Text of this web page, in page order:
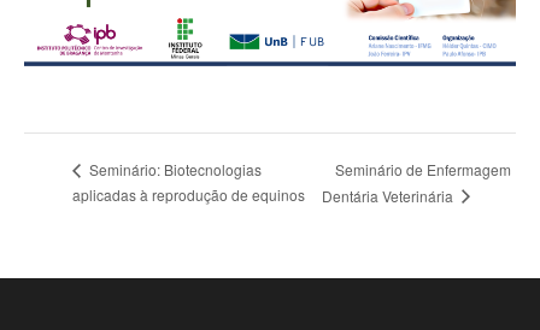
Seminário: Biotecnologias
aplicadas à reprodução de equinos
Seminário de Enfermagem
Dentária Veterinária